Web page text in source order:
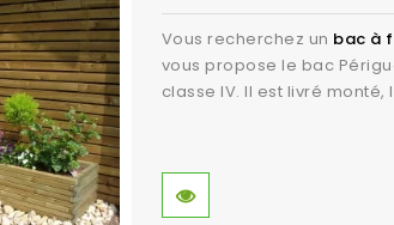
Vous recherchez un bac à
vous propose le bac
classe IV. Il est livré